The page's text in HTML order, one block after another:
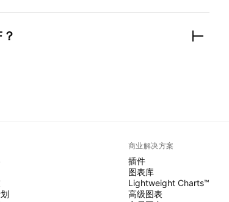
？
商业解决方案
插件
图表库
Lightweight Charts™
高级图表